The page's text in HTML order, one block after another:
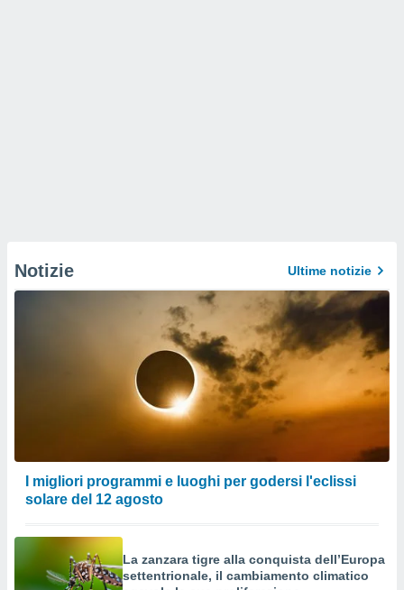
Notizie Ultime notizie
I migliori programmi e luoghi per godersi l'eclissi
solare del 12 agosto
La zanzara tigre alla conquista dell’Europa
settentrionale, il cambiamento climatico